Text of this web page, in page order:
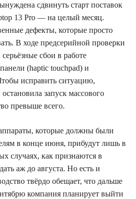
сдвинуть старт поставок
13 Pro — на целый месяц.
дефекты, которые просто
В ходе предсерийной проверки
сбои в работе
(haptic touchpad) и
исправить ситуацию,
запуск массового
превыше всего.
которые должны были
в конце июня, прибудут лишь в
случаях, как признаются в
аж до августа. Но есть и
твёрдо обещает, что дальше
компания планирует выйти